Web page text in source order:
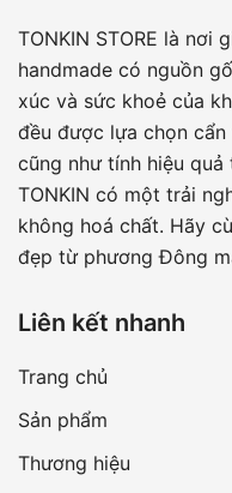
TONKIN STORE là nơi
handmade có nguồn
xúc và sức khoẻ của
đều được lựa chọn
cũng như tính hiệu
TONKIN có một trải
không hoá chất. Hãy
đẹp từ phương Đông
Liên kết nhanh
Trang chủ
Sản phẩm
Thương hiệu